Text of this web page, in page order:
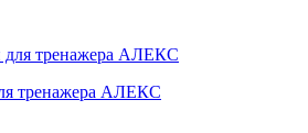
тренажера АЛЕКС